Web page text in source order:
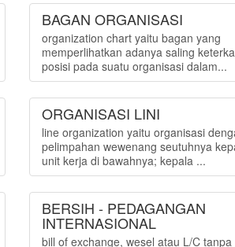
BAGAN ORGANISASI
organization chart yaitu bagan yang
memperlihatkan adanya saling
posisi pada suatu organisasi dalam...
ORGANISASI LINI
line organization yaitu organisasi
pelimpahan wewenang seutuhnya
unit kerja di bawahnya; kepala ...
BERSIH - PEDAGANGAN
INTERNASIONAL
bill of exchange, wesel atau L/C